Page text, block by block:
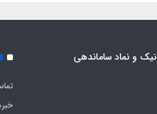
و نماد ساماندهی